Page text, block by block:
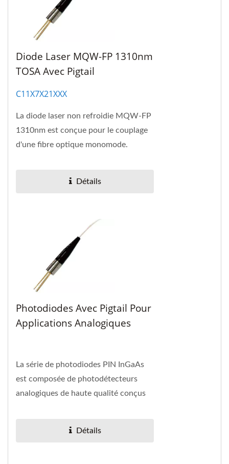
Diode Laser MQW-FP 1310nm
TOSA Avec Pigtail
C11X7X21XXX
La diode laser non refroidie MQW-FP
1310nm est conçue pour le couplage
d'une fibre optique monomode.
Détails
Photodiodes Avec Pigtail Pour
Applications Analogiques
La série de photodiodes PIN InGaAs
est composée de photodétecteurs
analogiques de haute qualité conçus
Détails